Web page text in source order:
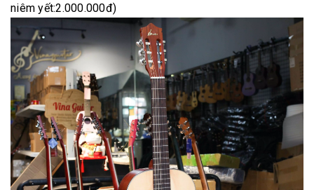
niêm yết:2.000.000đ)